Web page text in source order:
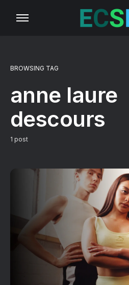
BROWSING TAG
anne laure
descours
1 post